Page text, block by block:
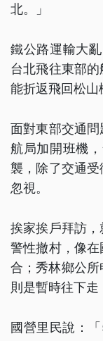
北。」
鐵公路運輸大
台北飛往東部
能折返飛回松山
面對東部交通
航局加開班機
襲，除了交通
忽視。
挨家挨戶拜訪
警性撤村，像
合；秀林鄉公
則是暫時往下走
國營里民說：